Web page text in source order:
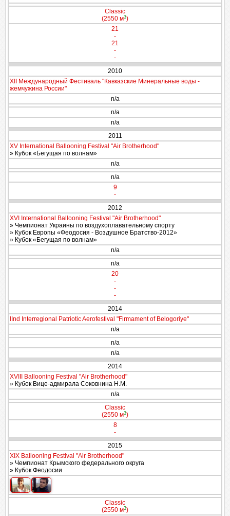
Classic
(2550 м3)
21
-
21
-
-
2010
XII Международный Фестиваль "Кавказские Минеральные воды -
жемчужина России"
n/a
n/a
n/a
2011
XV International Ballooning Festival "Air Brotherhood"
» Кубок «Бегущая по волнам»
n/a
n/a
9
-
2012
XVI International Ballooning Festival "Air Brotherhood"
» Чемпионат Украины по воздухоплавательному спорту
» Кубок Европы «Феодосия - Воздушное Братство-2012»
» Кубок «Бегущая по волнам»
n/a
n/a
20
-
-
-
2014
IInd Interregional Patriotic Aerofestival "Firmament of Belogoriye"
n/a
n/a
n/a
2014
XVIII Ballooning Festival "Air Brotherhood"
» Кубок Вице-адмирала Соковнина Н.М.
n/a
Classic
(2550 м3)
8
-
2015
XIX Ballooning Festival "Air Brotherhood"
» Чемпионат Крымского федерального округа
» Кубок Феодосии
Classic
(2550 м3)